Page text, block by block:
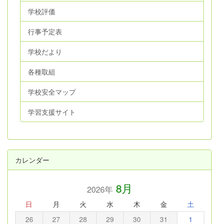
学校評価
行事予定表
学校だより
各種取組
学校安全マップ
学習支援サイト
カレンダー
2026年8月
日 月 火 水 木 金 土
26 27 28 29 30 31 1